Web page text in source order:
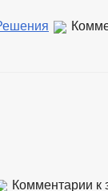
И ИНЫЕ
И
Комментарии к